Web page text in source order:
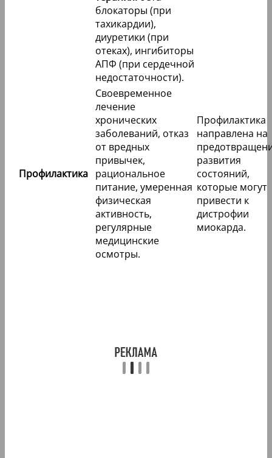
блокаторы (при
тахикардии),
диуретики (при
отеках), ингибиторы
АПФ (при сердечной
недостаточности).
Профилактика
Своевременное
лечение
хронических
заболеваний, отказ
от вредных
привычек,
рациональное
питание, умеренная
физическая
активность,
регулярные
медицинские
осмотры.
Профилактика
направлена на
развития
состояний,
которые могут
привести к
дистрофии
миокарда.